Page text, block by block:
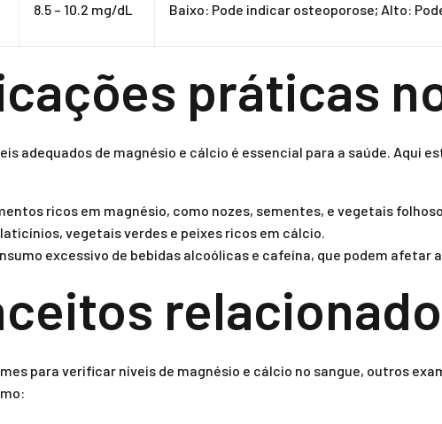
8.5 – 10.2 mg/dL Baixo: Pode indicar osteoporose; Alto:
práticas
adequados de magnésio e cálcio é essencial para a saúde. Aqui
ricos em magnésio, como nozes, sementes, e vegetais
vegetais verdes e peixes ricos em cálcio.
excessivo de bebidas alcoólicas e cafeína, que podem afetar
para verificar níveis de magnésio e cálcio no sangue, outros